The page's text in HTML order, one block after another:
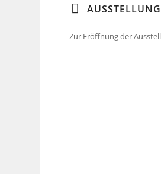
AUSSTELLUNG
Zur Eröffnung der